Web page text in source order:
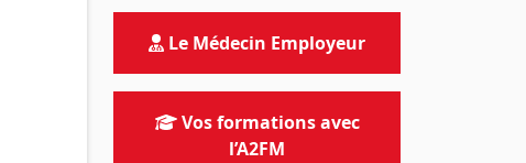
Le Médecin Employeur
Vos formations avec
l’A2FM